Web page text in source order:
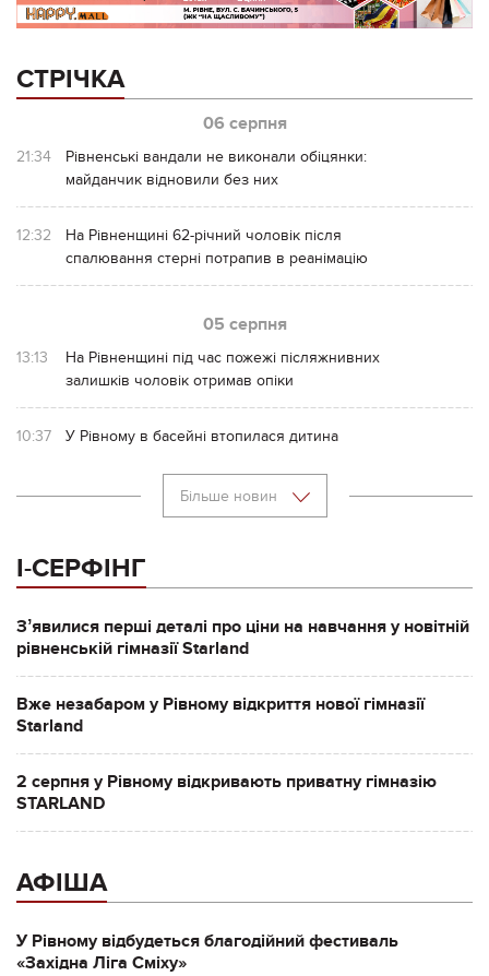
СТРІЧКА
06 серпня
21:34
Рівненські вандали не виконали обіцянки:
майданчик відновили без них
12:32
На Рівненщині 62-річний чоловік після
спалювання стерні потрапив в реанімацію
05 серпня
13:13
На Рівненщині під час пожежі післяжнивних
залишків чоловік отримав опіки
10:37 У Рівному в басейні втопилася дитина
Більше новин
І-СЕРФІНГ
Зʼявилися перші деталі про ціни на навчання у новітній
рівненській гімназії Starland
Вже незабаром у Рівному відкриття нової гімназії
Starland
2 серпня у Рівному відкривають приватну гімназію
STARLAND
АФІША
У Рівному відбудеться благодійний фестиваль
«Західна Ліга Сміху»